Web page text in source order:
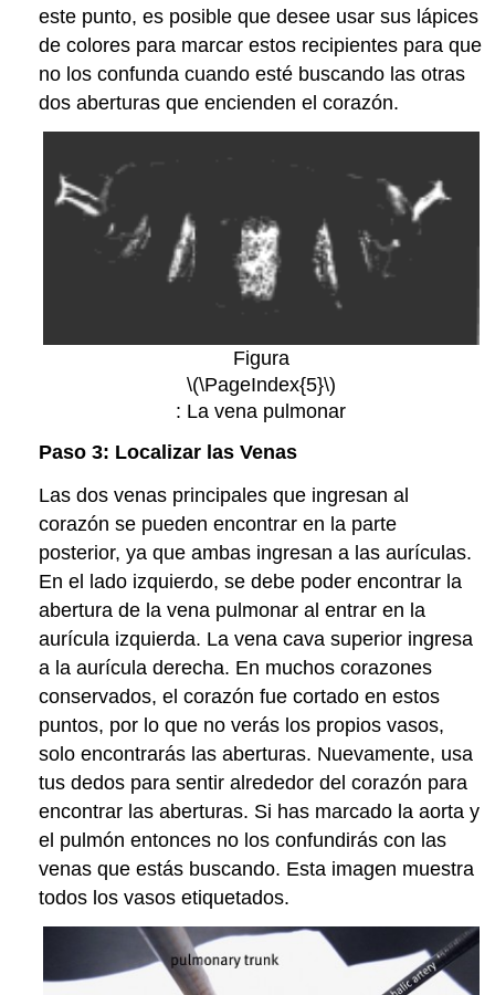
este punto, es posible que desee usar sus lápices
de colores para marcar estos recipientes para que
no los confunda cuando esté buscando las otras
dos aberturas que encienden el corazón.
Figura
\(\PageIndex{5}\)
: La vena pulmonar
Paso 3: Localizar las Venas
Las dos venas principales que ingresan al
corazón se pueden encontrar en la parte
posterior, ya que ambas ingresan a las aurículas.
En el lado izquierdo, se debe poder encontrar la
abertura de la vena pulmonar al entrar en la
aurícula izquierda. La vena cava superior ingresa
a la aurícula derecha. En muchos corazones
conservados, el corazón fue cortado en estos
puntos, por lo que no verás los propios vasos,
solo encontrarás las aberturas. Nuevamente, usa
tus dedos para sentir alrededor del corazón para
encontrar las aberturas. Si has marcado la aorta y
el pulmón entonces no los confundirás con las
venas que estás buscando. Esta imagen muestra
todos los vasos etiquetados.